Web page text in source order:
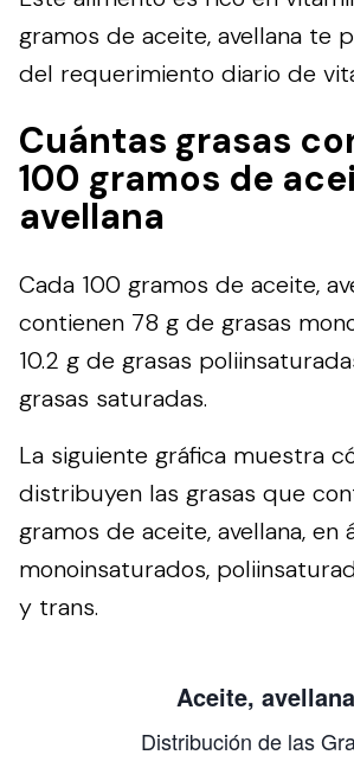
gramos de aceite, avellana te
del requerimiento diario de
Cuántas grasas
100 gramos de
avellana
Cada 100 gramos de aceite,
contienen 78 g de grasas
10.2 g de grasas
grasas saturadas.
La siguiente gráfica muestra
distribuyen las grasas que
gramos de aceite, avellana, en
monoinsaturados,
y trans.